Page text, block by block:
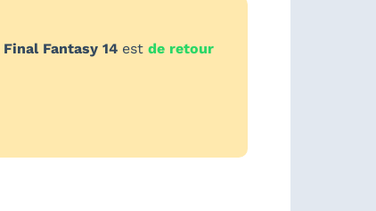
Final Fantasy 14 est de retour